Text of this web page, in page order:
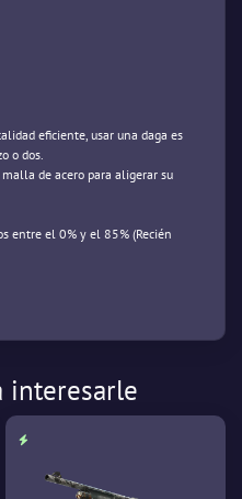
eficiente, usar una daga es
o dos.
de acero para aligerar su
entre el 0% y el 85% (Recién
interesarle